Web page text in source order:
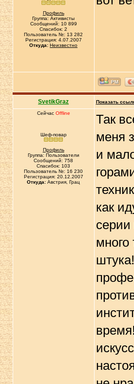
Профиль
Группа: Активисты
Сообщений: 10 899
Спасибок: 2
Пользователь №: 13 282
Регистрация: 4.07.2007
Откуда: Неизвестно
SvetikGraz Показать
Сейчас Offline
Шеф-повар
Профиль
Группа: Пользователи
Сообщений: 758
Спасибок: 103
Пользователь №: 16 230
Регистрация: 20.12.2007
Откуда: Австрия, Грац
Так
меня
и
как
много